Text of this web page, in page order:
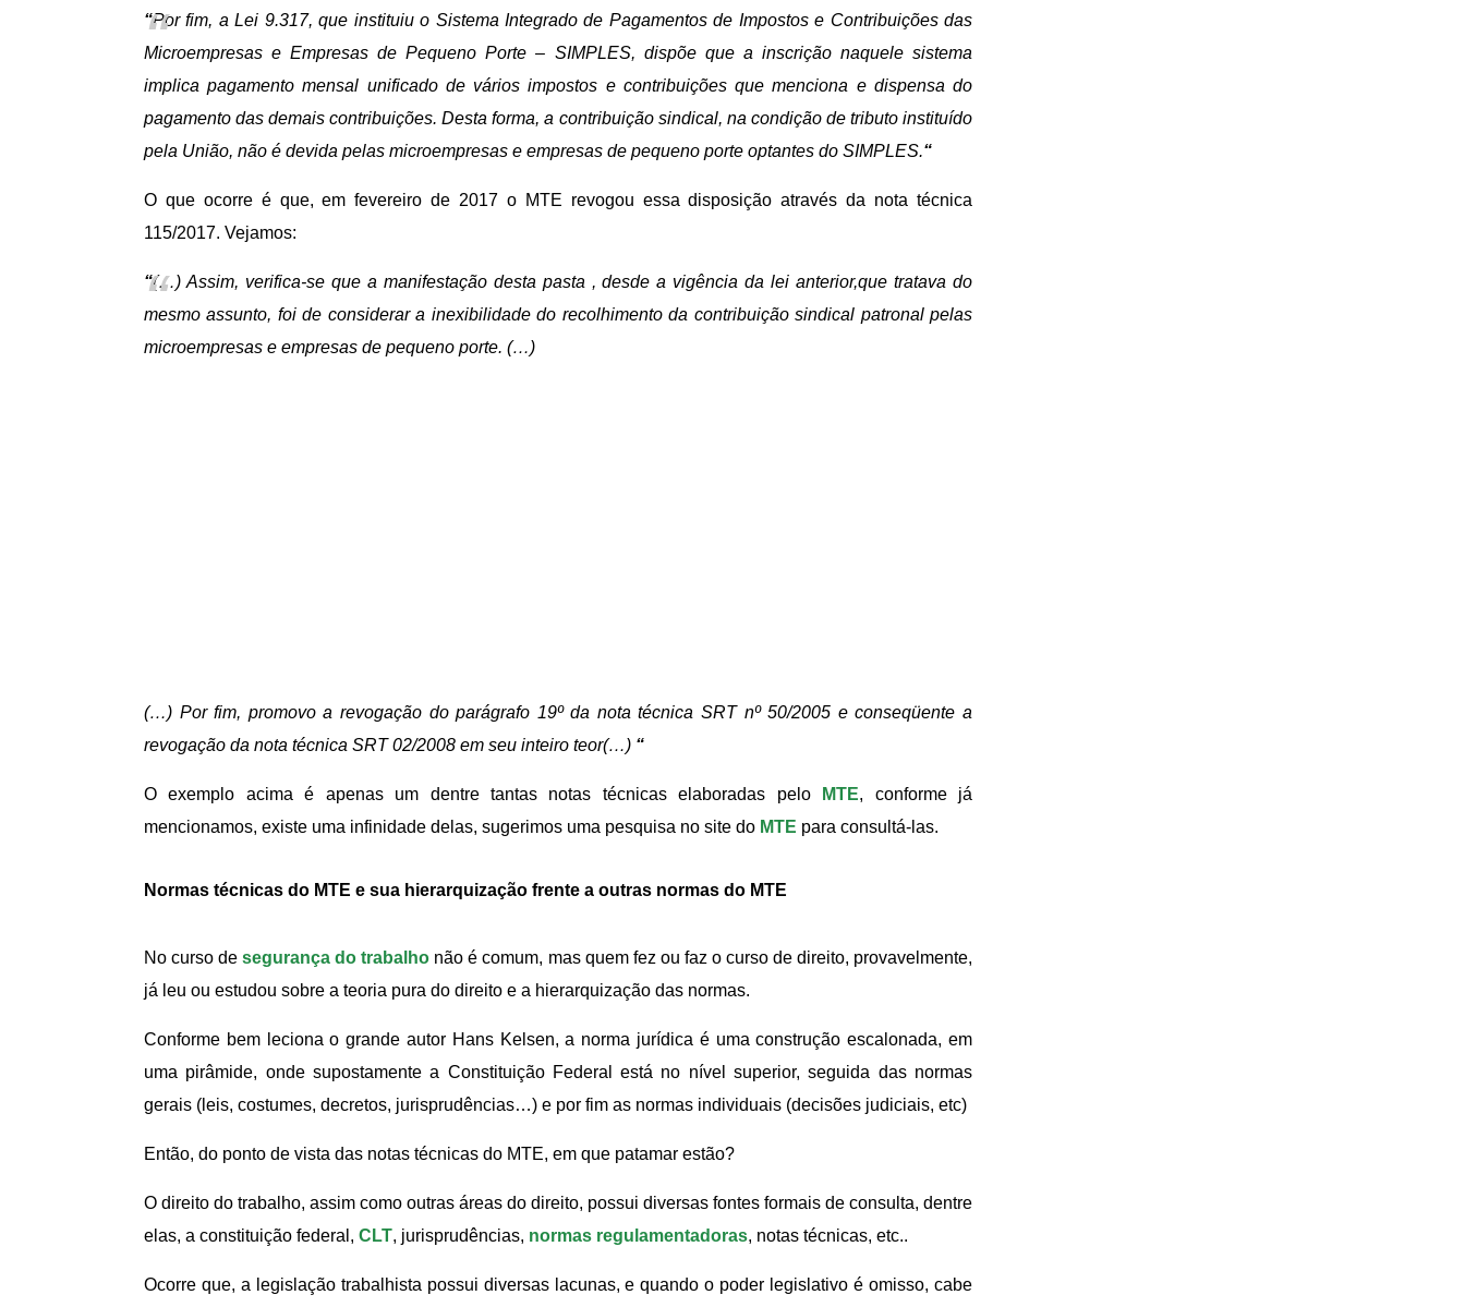
“Por fim, a Lei 9.317, que instituiu o Sistema Integrado de Pagamentos de Impostos e Contribuições das
Microempresas e Empresas de Pequeno Porte – SIMPLES, dispõe que a inscrição naquele sistema
implica pagamento mensal unificado de vários impostos e contribuições que menciona e dispensa do
pagamento das demais contribuições. Desta forma, a contribuição sindical, na condição de tributo instituído
pela União, não é devida pelas microempresas e empresas de pequeno porte optantes do SIMPLES.“
O que ocorre é que, em fevereiro de 2017 o MTE revogou essa disposição através da nota técnica
115/2017. Vejamos:
“(…) Assim, verifica-se que a manifestação desta pasta , desde a vigência da lei anterior,que tratava do
mesmo assunto, foi de considerar a inexibilidade do recolhimento da contribuição sindical patronal pelas
microempresas e empresas de pequeno porte. (…)
(…) Por fim, promovo a revogação do parágrafo 19º da nota técnica SRT nº 50/2005 e conseqüente a
revogação da nota técnica SRT 02/2008 em seu inteiro teor(…) “
O exemplo acima é apenas um dentre tantas notas técnicas elaboradas pelo MTE, conforme já
mencionamos, existe uma infinidade delas, sugerimos uma pesquisa no site do MTE para consultá-las.
Normas técnicas do MTE e sua hierarquização frente a outras normas do MTE
No curso desegurança do trabalho não é comum, mas quem fez ou faz o curso de direito, provavelmente,
já leu ou estudou sobre a teoria pura do direito e a hierarquização das normas.
Conforme bem leciona o grande autor Hans Kelsen, a norma jurídica é uma construção escalonada, em
uma pirâmide, onde supostamente a Constituição Federal está no nível superior, seguida das normas
gerais (leis, costumes, decretos, jurisprudências…) e por fim as normas individuais (decisões judiciais, etc)
Então, do ponto de vista das notas técnicas do MTE, em que patamar estão?
O direito do trabalho, assim como outras áreas do direito, possui diversas fontes formais de consulta, dentre
elas, a constituição federal, CLT, jurisprudências, normas regulamentadoras, notas técnicas, etc..
Ocorre que, a legislação trabalhista possui diversas lacunas, e quando o poder legislativo é omisso, cabe